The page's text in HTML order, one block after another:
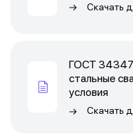
Скачать
ГОСТ
стальные
условия
Скачать